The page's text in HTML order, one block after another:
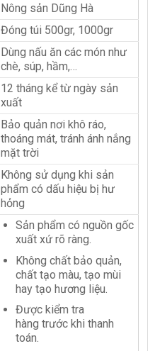
Nông sản Dũng Hà
Đóng túi 500gr, 1000gr
Dùng nấu ăn các món như
chè, súp, hầm,…
12 tháng kể từ ngày sản
xuất
Bảo quản nơi khô ráo,
thoáng mát, tránh ánh nắng
mặt trời
Không sử dụng khi sản
phẩm có dấu hiệu bị hư
hỏng
Sản phẩm có nguồn gốc
xuất xứ rõ ràng.
Không chất bảo quản,
chất tạo màu, tạo mùi
hay tạo hương liệu.
Được kiểm tra
hàng trước khi thanh
toán.